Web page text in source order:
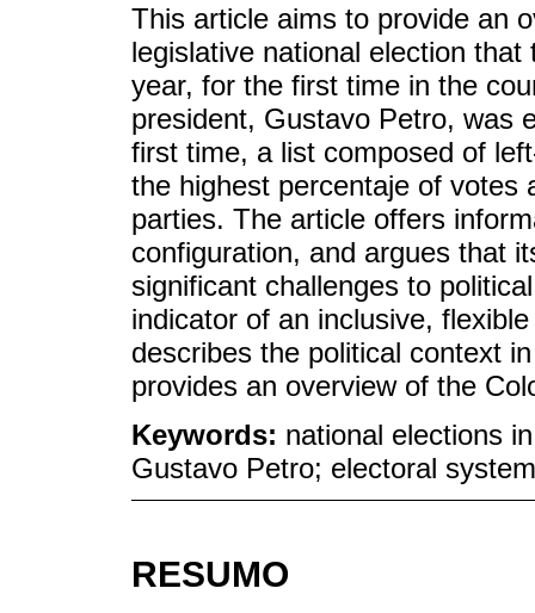
This article aims to provide an
legislative national election
year, for the first time in the
president, Gustavo Petro, was
first time, a list composed of
the highest percentaje of votes
parties. The article offers
configuration, and argues that
significant challenges to
indicator of an inclusive,
describes the political context
provides an overview of the
Keywords: national elections
Gustavo Petro; electoral system
RESUMO